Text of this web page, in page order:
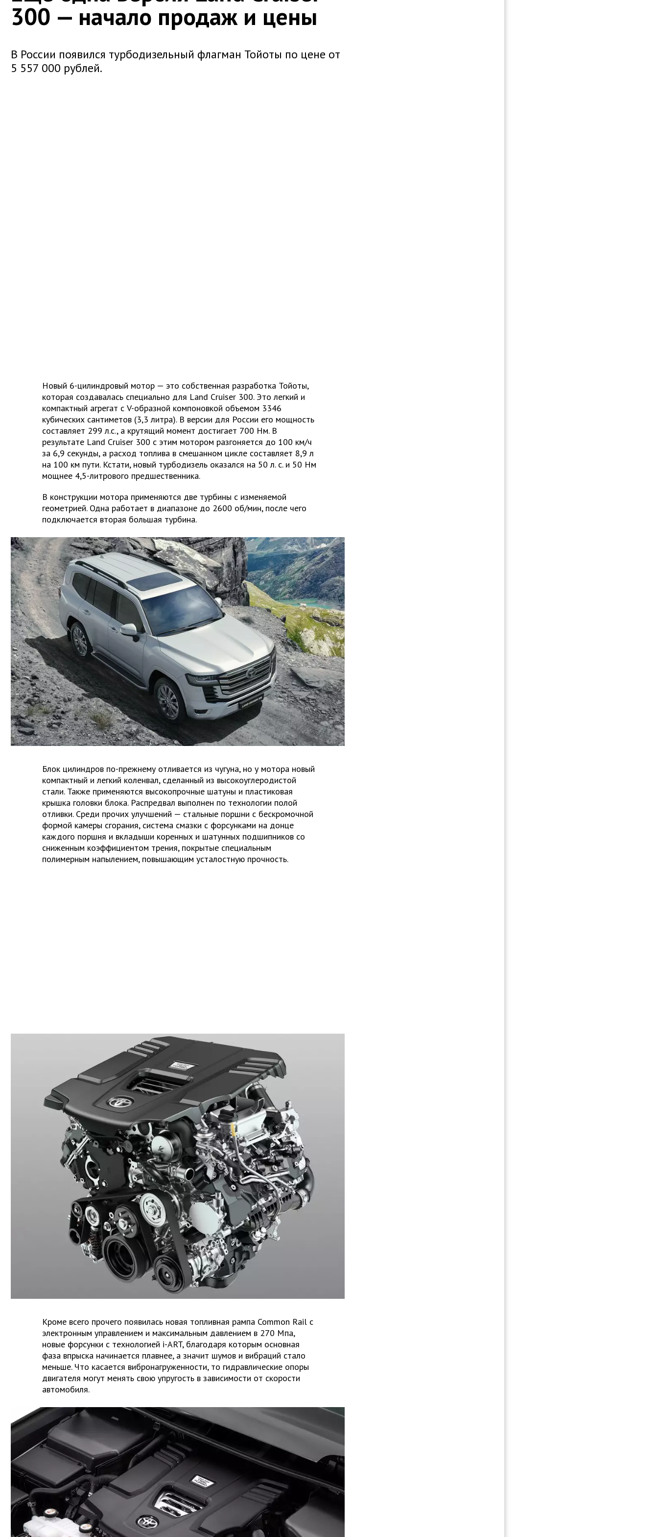
300 — начало продаж и цены
В России появился турбодизельный флагман Тойоты по цене от
5 557 000 рублей.
Новый 6-цилиндровый мотор — это собственная разработка Тойоты,
которая создавалась специально для Land Cruiser 300. Это легкий и
компактный агрегат с V-образной компоновкой объемом 3346
кубических сантиметов (3,3 литра). В версии для России его мощность
составляет 299 л.с., а крутящий момент достигает 700 Нм. В
результате Land Cruiser 300 с этим мотором разгоняется до 100 км/ч
за 6,9 секунды, а расход топлива в смешанном цикле составляет 8,9 л
на 100 км пути. Кстати, новый турбодизель оказался на 50 л. с. и 50 Нм
мощнее 4,5-литрового предшественника.
В конструкции мотора применяются две турбины с изменяемой
геометрией. Одна работает в диапазоне до 2600 об/мин, после чего
подключается вторая большая турбина.
Блок цилиндров по-прежнему отливается из чугуна, но у мотора новый
компактный и легкий коленвал, сделанный из высокоуглеродистой
стали. Также применяются высокопрочные шатуны и пластиковая
крышка головки блока. Распредвал выполнен по технологии полой
отливки. Среди прочих улучшений — стальные поршни с бескромочной
формой камеры сгорания, система смазки с форсунками на донце
каждого поршня и вкладыши коренных и шатунных подшипников со
сниженным коэффициентом трения, покрытые специальным
полимерным напылением, повышающим усталостную прочность.
Кроме всего прочего появилась новая топливная рампа Common Rail с
электронным управлением и максимальным давлением в 270 Мпа,
новые форсунки с технологией i-ART, благодаря которым основная
фаза впрыска начинается плавнее, а значит шумов и вибраций стало
меньше. Что касается вибронагруженности, то гидравлические опоры
двигателя могут менять свою упругость в зависимости от скорости
автомобиля.